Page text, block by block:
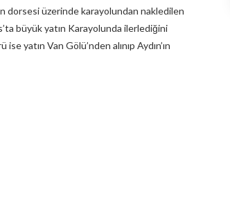
dorsesi üzerinde karayolundan nakledilen
büyük yatın Karayolunda ilerlediğini
yatın Van Gölü’nden alınıp Aydın’ın